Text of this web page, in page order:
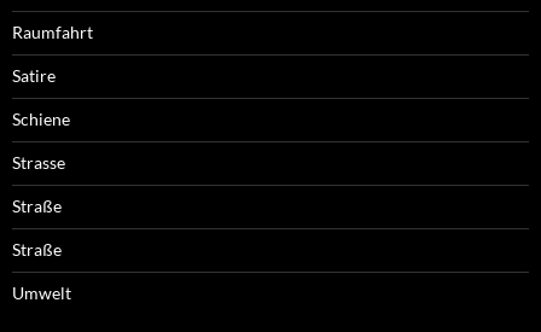
Raumfahrt
Satire
Schiene
Strasse
Straße
Straße
Umwelt